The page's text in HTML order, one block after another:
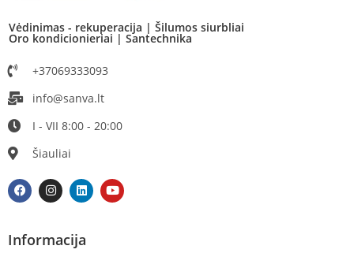
Vėdinimas - rekuperacija | Šilumos siurbliai
Oro kondicionieriai | Santechnika
+37069333093
info@sanva.lt
I - VII 8:00 - 20:00
Šiauliai
Informacija